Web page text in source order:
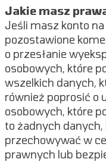
Jakie masz
Jeśli masz konto
pozostawione
o przesłanie
osobowych, które
wszelkich danych,
również poprosić o
osobowych, które
to żadnych
przechowywać w
prawnych lub